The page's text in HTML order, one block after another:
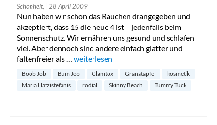
Schönheit, | 28 April 2009
Nun haben wir schon das Rauchen drangegeben und
akzeptiert, dass 15 die neue 4 ist – jedenfalls beim
Sonnenschutz. Wir ernähren uns gesund und schlafen
viel. Aber dennoch sind andere einfach glatter und
faltenfreier als … „Rodial Skincare – das Beste aus dem
weiterlesen
Boob Job Bum Job Glamtox Granatapfel
kosmetik
Maria Hatzistefanis
rodial Skinny Beach Tummy Tuck